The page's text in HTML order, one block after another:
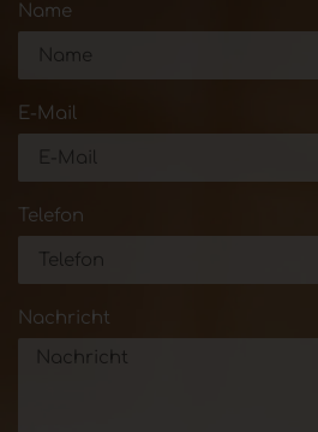
Name
E-Mail
Telefon
Nachricht